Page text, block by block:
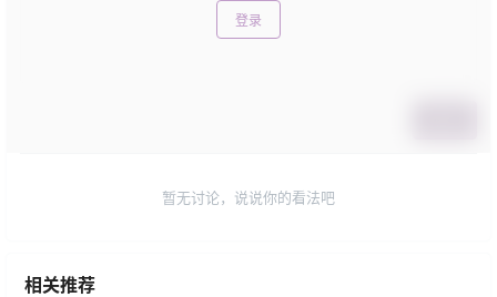
登录
暂无讨论，说说你的看法吧
相关推荐